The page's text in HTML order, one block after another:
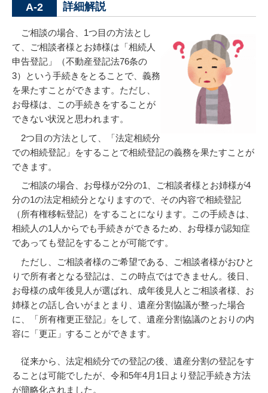
A-2 詳細解説
ご相談の場合、1つ目の方法とし
て、ご相談者様とお姉様は「相続人
申告登記」（不動産登記法76条の
3）という手続きをとることで、義務
を果たすことができます。ただし、
お母様は、この手続きをすることが
できない状況と思われます。
2つ目の方法として、「法定相続分
での相続登記」をすることで相続登記の義務を果たすことが
できます。
ご相談の場合、お母様が2分の1、ご相談者様とお姉様が4
分の1の法定相続分となりますので、その内容で相続登記
（所有権移転登記）をすることになります。この手続きは、
相続人の1人からでも手続きができるため、お母様が認知症
であっても登記をすることが可能です。
ただし、ご相談者様のご希望である、ご相談者様がおひと
りで所有者となる登記は、この時点ではできません。後日、
お母様の成年後見人が選ばれ、成年後見人とご相談者様、お
姉様との話し合いがまとまり、遺産分割協議が整った場合
に、「所有権更正登記」をして、遺産分割協議のとおりの内
容に「更正」することができます。
従来から、法定相続分での登記の後、遺産分割の登記をす
ることは可能でしたが、令和5年4月1日より登記手続き方法
が簡略化されました。